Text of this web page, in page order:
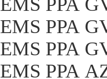
EMS PPA
EMS PPA
EMS PPA